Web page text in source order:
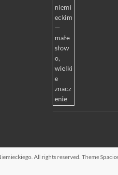
. All rights reserved. Theme